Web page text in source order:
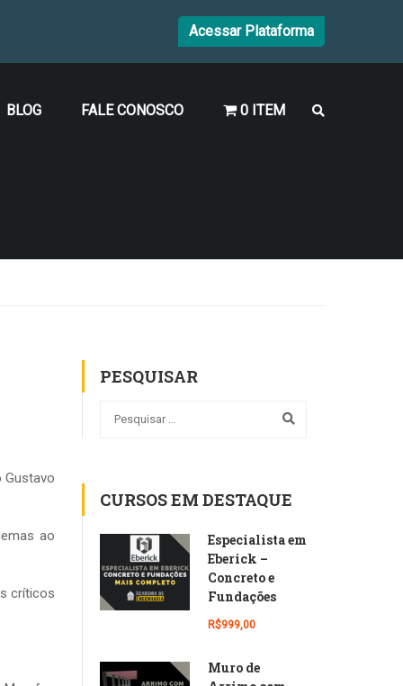
Acessar Plataforma
BLOG FALE CONOSCO 0 ITEM
Gustavo
ao
críticos
PESQUISAR
CURSOS EM DESTAQUE
Especialista em
Eberick –
Concreto e
Fundações
R$999,00
Muro de